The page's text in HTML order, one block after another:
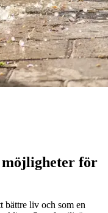
för
bättre liv och som en